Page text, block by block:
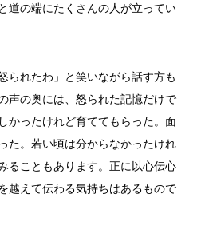
道の端にたくさんの人が立ってい
られたわ」と笑いながら話す方も
声の奥には、怒られた記憶だけで
かったけれど育ててもらった。面
た。若い頃は分からなかったけれ
ることもあります。正に以心伝心
越えて伝わる気持ちはあるもので